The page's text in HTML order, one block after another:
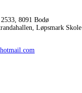
2533, 8091 Bodø
Løpsmark Skole